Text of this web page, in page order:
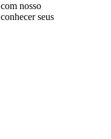
nosso
seus